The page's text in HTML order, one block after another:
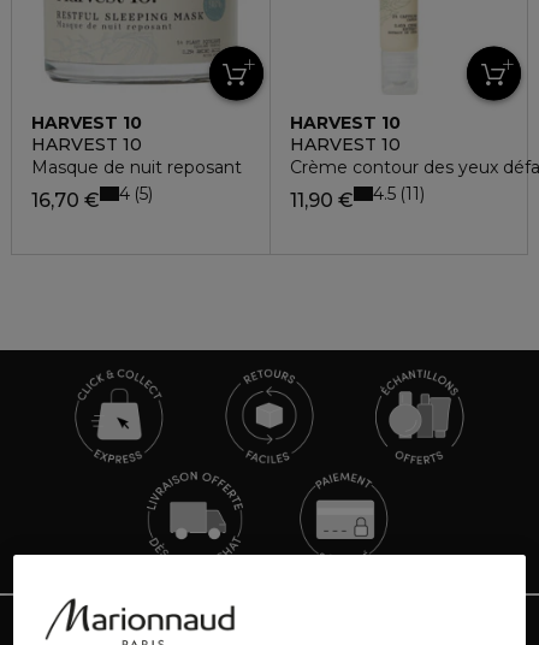
HARVEST 10
HARVEST 10
Masque de nuit reposant
16,70 € 4 5
HARVEST 10
HARVEST 10
Crème contour des yeux
11,90 € 4.5 11
TOUTE L'ACTUALITÉ MARIONNAUD